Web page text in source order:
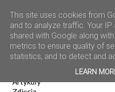
Home
Artykuły
This site uses cookies from
and to analyze traffic. Your
shared with Google along
metrics to ensure quality of
statistics, and to detect and
LEARN